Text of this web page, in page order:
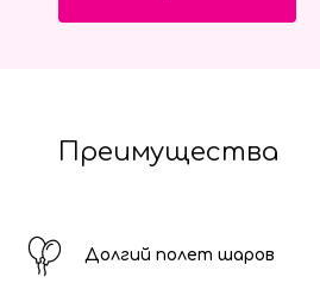
Преимущества
Долгий полет шаров